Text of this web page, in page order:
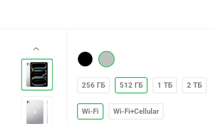
‹
256 ГБ 512 ГБ 1 ТБ 2 ТБ
Wi-Fi Wi-Fi+Cellular